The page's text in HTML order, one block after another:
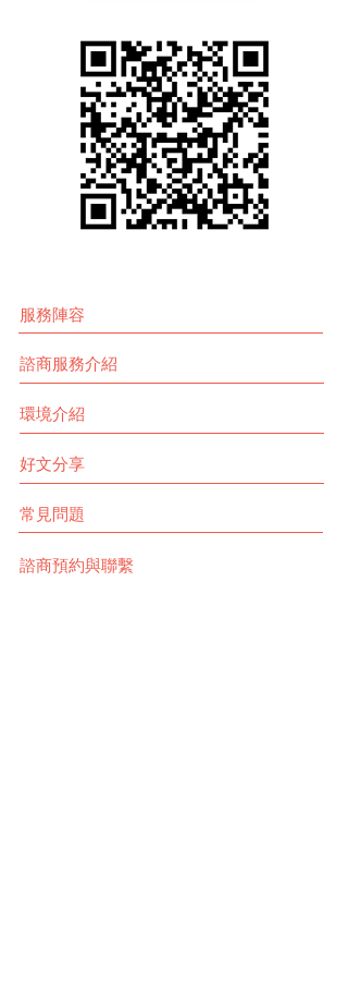
服務陣容
常見問題
諮商服務介紹
諮商預約與聯繫
環境介紹
好文分享